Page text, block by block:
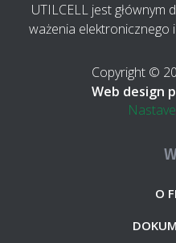
UTILCELL jest
ważenia elektronicznego
Copyright ©
Web design
O